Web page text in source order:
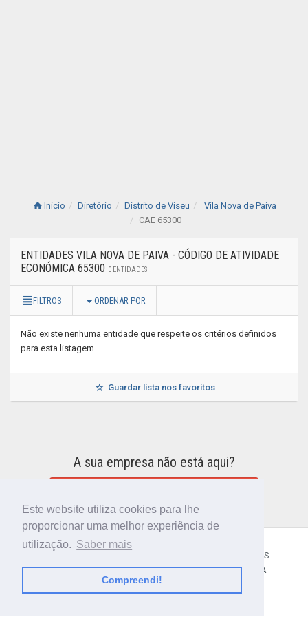
Este website utiliza cookies para lhe
proporcionar uma melhor experiência de
utilização. Saber mais
Compreendi!
Início Diretório Distrito de Viseu
Vila Nova de Paiva
CAE 65300
ENTIDADES VILA NOVA DE PAIVA - CÓDIGO DE ATIVIDADE
ECONÓMICA 65300 0 ENTIDADES
FILTROS ORDENAR POR
Não existe nenhuma entidade que respeite os critérios definidos
para esta listagem.
Guardar lista nos favoritos
A sua empresa não está aqui?
TERMOS E CONDIÇÕES
POLÍTICA DE PRIVACIDADE
CONTACTOS AJUDA